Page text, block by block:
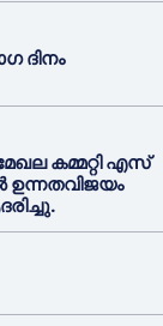
ദിനം
കമ്മറ്റി എസ്